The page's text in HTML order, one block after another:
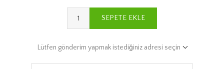
SEPETE EKLE
Lütfen gönderim yapmak istediğiniz adresi seçin